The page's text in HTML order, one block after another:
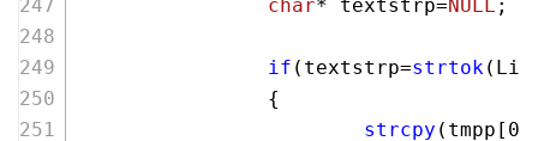
char* textstrp=NULL ;
if (textstrp=strtok
                {
strcpy (tmpp[ 0